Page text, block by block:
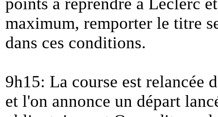
maximum, remporter le titre
dans ces conditions.
9h15: La course est relancée
et l'on annonce un départ